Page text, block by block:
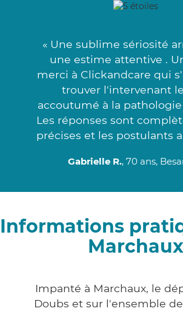
« Une sublime sériosité
une estime attentive .
merci à Clickandcare qui
trouver l'intervenant
accoutumé à la
Les réponses sont
précises et les postulants
Gabrielle R., 70 ans,
Informations
Marchaux
Impanté à Marchaux, le
Doubs et sur l'ensemble